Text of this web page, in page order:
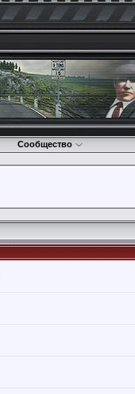
Сообщество